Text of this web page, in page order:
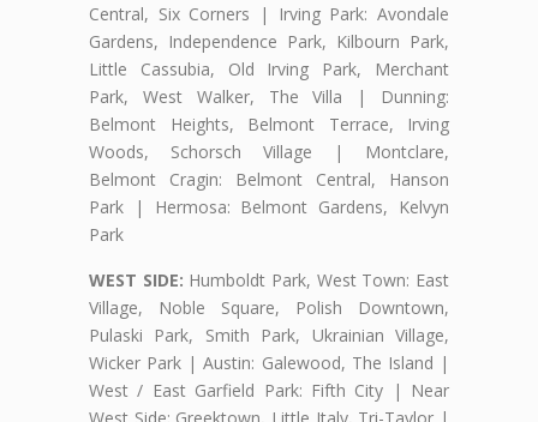
Central, Six Corners | Irving Park: Avondale
Gardens, Independence Park, Kilbourn Park,
Little Cassubia, Old Irving Park, Merchant
Park, West Walker, The Villa | Dunning:
Belmont Heights, Belmont Terrace, Irving
Woods, Schorsch Village | Montclare,
Belmont Cragin: Belmont Central, Hanson
Park | Hermosa: Belmont Gardens, Kelvyn
Park
WEST SIDE: Humboldt Park, West Town: East
Village, Noble Square, Polish Downtown,
Pulaski Park, Smith Park, Ukrainian Village,
Wicker Park | Austin: Galewood, The Island |
West / East Garfield Park: Fifth City | Near